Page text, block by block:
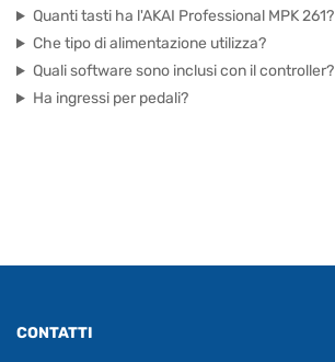
Quanti tasti ha l'AKAI Professional MPK 261?
Che tipo di alimentazione utilizza?
Quali software sono inclusi con il controller?
Ha ingressi per pedali?
CONTATTI